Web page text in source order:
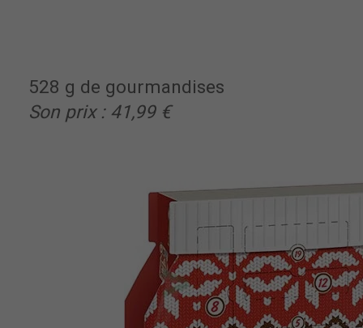
528 g de gourmandises
Son prix : 41,99 €